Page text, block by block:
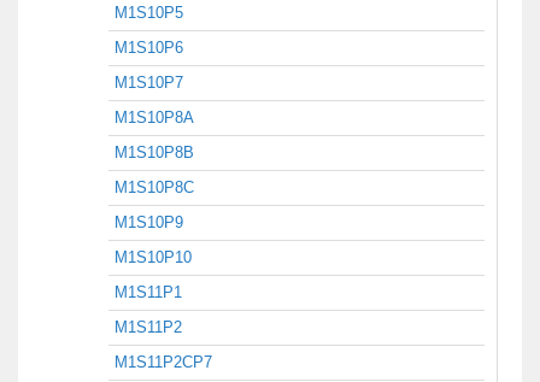
M1S10P5
M1S10P6
M1S10P7
M1S10P8A
M1S10P8B
M1S10P8C
M1S10P9
M1S10P10
M1S11P1
M1S11P2
M1S11P2CP7